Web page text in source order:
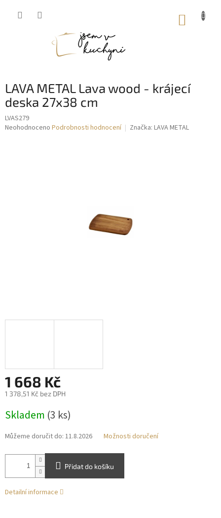
LAVA METAL Lava wood - krájecí
deska 27x38 cm
LVAS279
Průměrné
Neohodnoceno Podrobnosti hodnocení Značka: LAVA METAL
1 668 Kč
1 378,51 Kč bez DPH
cena:
Skladem (3 ks)
Můžeme doručit do: 11.8.2026 Možnosti doručení
Přidat do košíku
Detailní informace